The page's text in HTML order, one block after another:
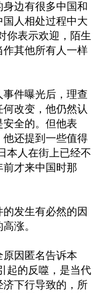
边有很多中国和
国人相处过程中大
你表示欢迎，陌生
作其他所有人一样
件曝光后，理查
改变，他仍然认
全的。但他表
还提到一些值得
本人在街上已经不
才来中国时那
发生有必然的因
涨。
因匿名告诉本
起的反噬，是当代
济下行导致的，所